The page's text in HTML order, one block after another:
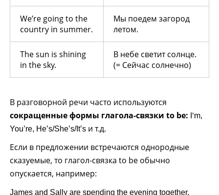
We’re going to the
country in summer.
Мы поедем загород
летом.
The sun is shining
in the sky.
В небе светит солнце.
(= Сейчас солнечно)
В разговорной речи часто используются
сокращенные формы глагола-связки to be: I‘m,
You’re, He’s/She’s/It’s и т.д.
Если в предложении встречаются однородные
сказуемые, то глагол-связка to be обычно
опускается, например:
James and Sally are spending the evening together,